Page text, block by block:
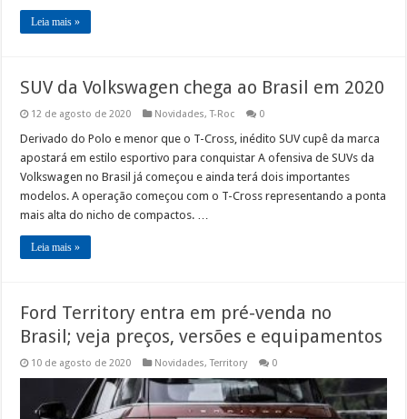
Leia mais »
SUV da Volkswagen chega ao Brasil em 2020
12 de agosto de 2020 Novidades,T-Roc 0
Derivado do Polo e menor que o T-Cross, inédito SUV cupê da marca
apostará em estilo esportivo para conquistar A ofensiva de SUVs da
Volkswagen no Brasil já começou e ainda terá dois importantes
modelos. A operação começou com o T-Cross representando a ponta
mais alta do nicho de compactos. …
Leia mais »
Ford Territory entra em pré-venda no
Brasil; veja preços, versões e equipamentos
10 de agosto de 2020 Novidades,Territory 0